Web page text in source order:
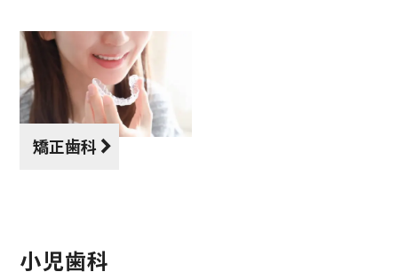
矯正歯科
小児歯科